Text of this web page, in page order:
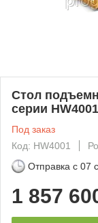
Стол
серии HW4001
Под заказ
Код: HW4001
Отправка с 07
1 857